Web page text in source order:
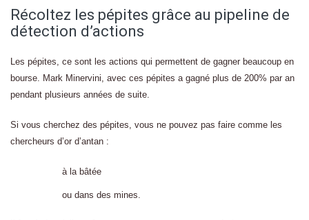
Récoltez les pépites grâce au pipeline de
détection d’actions
Les pépites, ce sont les actions qui permettent de gagner beaucoup en
bourse. Mark Minervini, avec ces pépites a gagné plus de 200% par an
pendant plusieurs années de suite.
Si vous cherchez des pépites, vous ne pouvez pas faire comme les
chercheurs d’or d’antan :
à la bâtée
ou dans des mines.